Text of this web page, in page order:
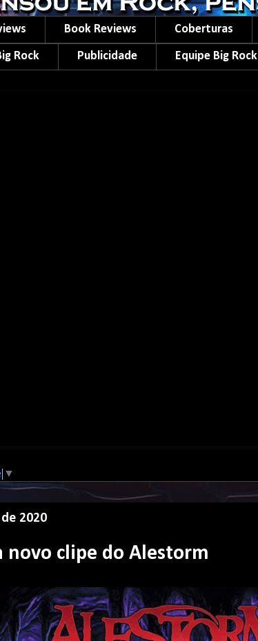
Book Reviews Coberturas
Rock Publicidade Equipe Big Rock
▼
2020
novo clipe do Alestorm